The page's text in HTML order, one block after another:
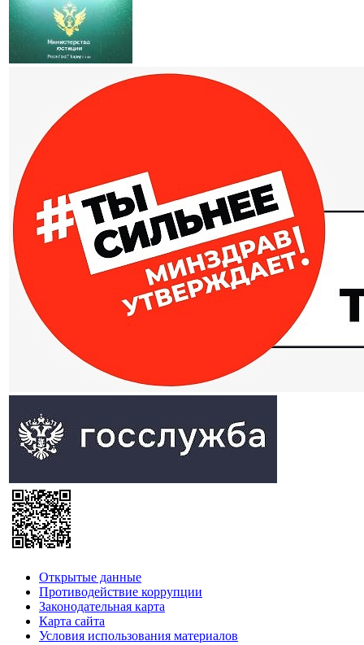
Открытые данные
Противодействие коррупции
Законодательная карта
Карта сайта
Условия использования материалов